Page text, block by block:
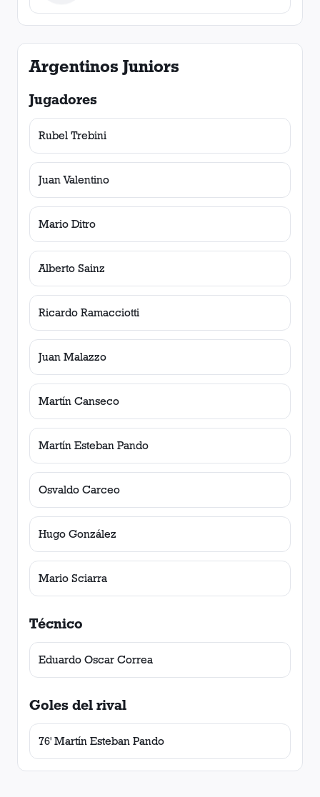
Argentinos Juniors
Jugadores
Rubel Trebini
Juan Valentino
Mario Ditro
Alberto Sainz
Ricardo Ramacciotti
Juan Malazzo
Martín Canseco
Martín Esteban Pando
Osvaldo Carceo
Hugo González
Mario Sciarra
Técnico
Eduardo Oscar Correa
Goles del rival
76' Martín Esteban Pando